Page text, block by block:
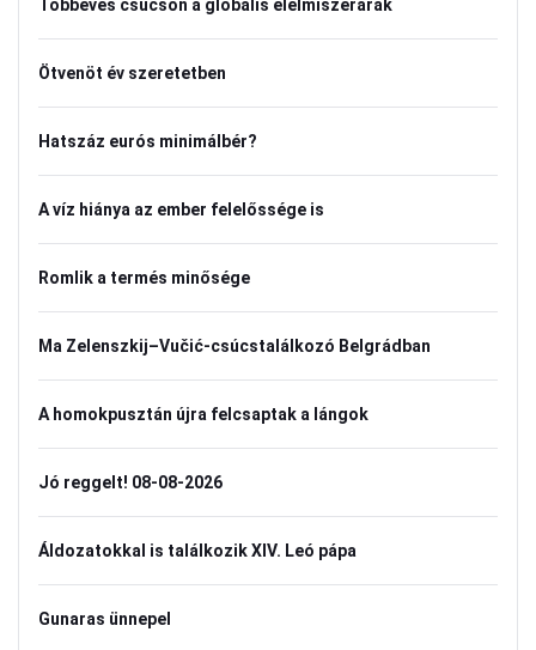
Többéves csúcson a globális élelmiszerárak
Ötvenöt év szeretetben
Hatszáz eurós minimálbér?
A víz hiánya az ember felelőssége is
Romlik a termés minősége
Ma Zelenszkij–Vučić-csúcstalálkozó Belgrádban
A homokpusztán újra felcsaptak a lángok
Jó reggelt! 08-08-2026
Áldozatokkal is találkozik XIV. Leó pápa
Gunaras ünnepel